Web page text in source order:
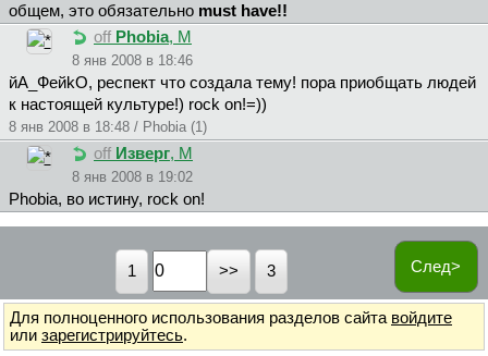
общем, это обязательно must have!!
off Phobia, М
8 янв 2008 в 18:46
йA_ФeйkO, респект что создала тему! пора приобщать людей
к настоящей культуре!) rock on!=))
8 янв 2008 в 18:48 / Phobia (1)
off Изверг, М
8 янв 2008 в 19:02
Phobia, во истину, rock on!
След>
1 3
Для полноценного использования разделов сайта войдите
или зарегистрируйтесь.